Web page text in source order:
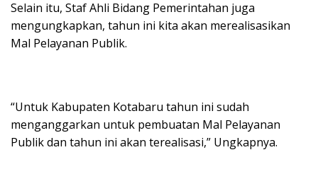
Selain itu, Staf Ahli Bidang Pemerintahan juga
mengungkapkan, tahun ini kita akan merealisasikan
Mal Pelayanan Publik.
“Untuk Kabupaten Kotabaru tahun ini sudah
menganggarkan untuk pembuatan Mal Pelayanan
Publik dan tahun ini akan terealisasi,” Ungkapnya.